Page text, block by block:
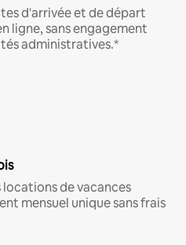
d'arrivée et de départ
ligne, sans engagement
administratives.*
locations de vacances
mensuel unique sans frais